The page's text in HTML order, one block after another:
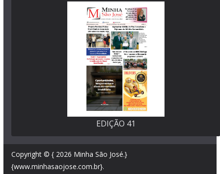
EDIÇÃO 41
Copyright © { 2026 Minha São José.}
{www.minhasaojose.com.br}.